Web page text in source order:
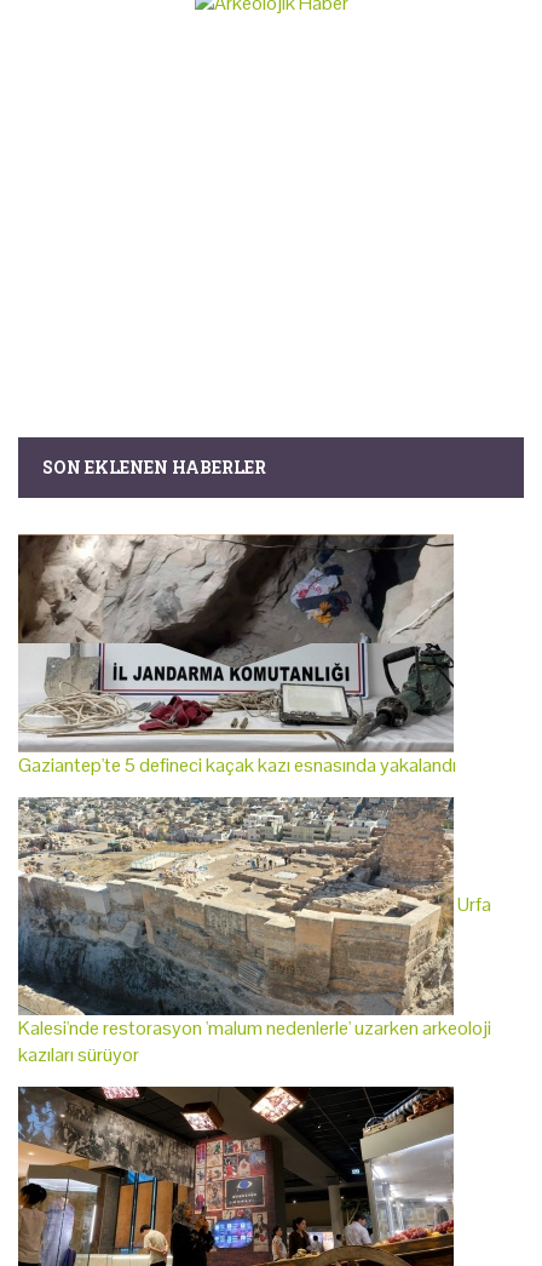
SON EKLENEN HABERLER
Gaziantep'te 5 defineci kaçak kazı esnasında yakalandı
Urfa
Kalesi'nde restorasyon 'malum nedenlerle' uzarken arkeoloji
kazıları sürüyor